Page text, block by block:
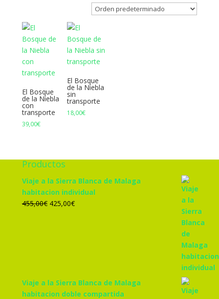
El Bosque
de la Niebla
con
transporte
39,00€
El Bosque
de la Niebla
sin
transporte
18,00€
Productos
Viaje a la Sierra Blanca de Malaga
habitacion individual
455,00€ El
425,00€El
Viaje a la Sierra Blanca de Malaga
habitacion doble compartida